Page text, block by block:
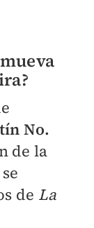
No.
de la
de La